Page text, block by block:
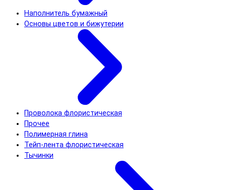
Наполнитель бумажный
Основы цветов и бижутерии
Проволока флористическая
Прочее
Полимерная глина
Тейп-лента флористическая
Тычинки